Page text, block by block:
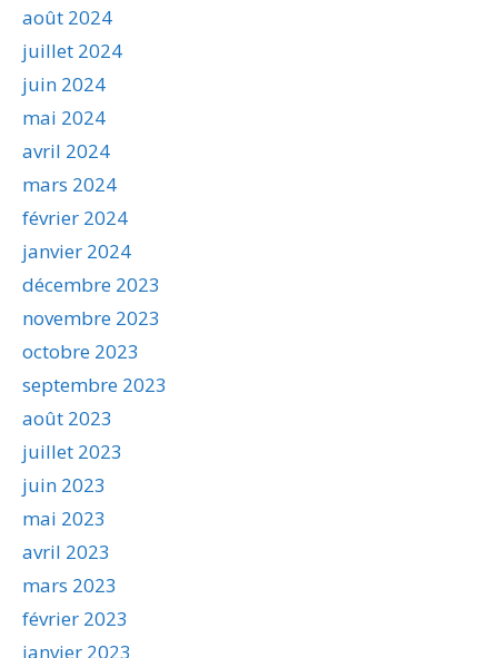
août 2024
juillet 2024
juin 2024
mai 2024
avril 2024
mars 2024
février 2024
janvier 2024
décembre 2023
novembre 2023
octobre 2023
septembre 2023
août 2023
juillet 2023
juin 2023
mai 2023
avril 2023
mars 2023
février 2023
janvier 2023